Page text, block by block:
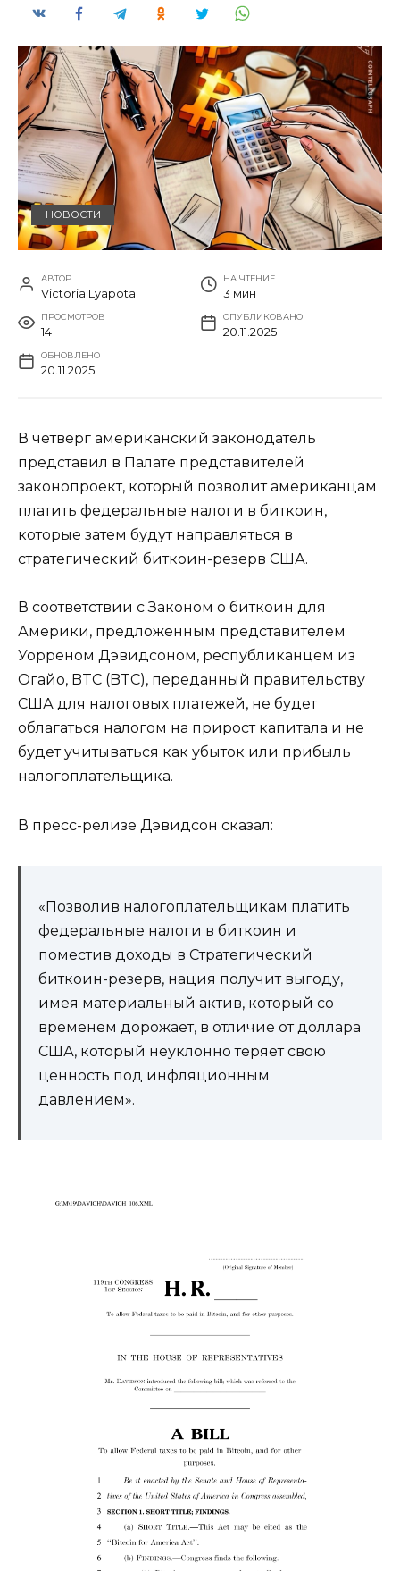
НОВОСТИ
АВТОР
Victoria Lyapota
НА ЧТЕНИЕ
3 мин
ПРОСМОТРОВ
14
ОПУБЛИКОВАНО
20.11.2025
ОБНОВЛЕНО
20.11.2025
В четверг американский законодатель
представил в Палате представителей
законопроект, который позволит американцам
платить федеральные налоги в биткоин,
которые затем будут направляться в
стратегический биткоин-резерв США.
В соответствии с Законом о биткоин для
Америки, предложенным представителем
Уорреном Дэвидсоном, республиканцем из
Огайо, BTC (BTC), переданный правительству
США для налоговых платежей, не будет
облагаться налогом на прирост капитала и не
будет учитываться как убыток или прибыль
налогоплательщика.
В пресс-релизе Дэвидсон сказал:
«Позволив налогоплательщикам платить
федеральные налоги в биткоин и
поместив доходы в Стратегический
биткоин-резерв, нация получит выгоду,
имея материальный актив, который со
временем дорожает, в отличие от доллара
США, который неуклонно теряет свою
ценность под инфляционным
давлением».